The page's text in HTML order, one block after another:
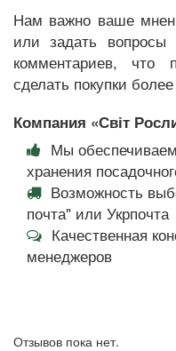
Нам важно ваше
или задать
комментариев, что
сделать покупки
Компания «Світ
Мы
хранения
Возможность
почта" или Укрпочта
Качественная
менеджеров
Отзывов пока нет.